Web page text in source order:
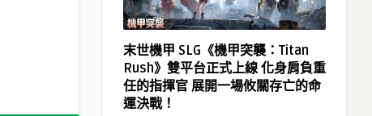
末世機甲 SLG《機甲突襲：Titan
Rush》雙平台正式上線 化身肩負重
任的指揮官 展開一場攸關存亡的命
運決戰！